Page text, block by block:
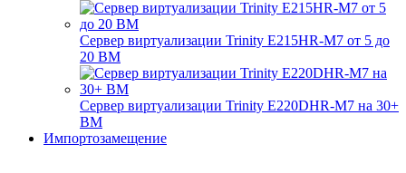
Сервер виртуализации Trinity E215HR-M7 от 5 до
20 ВМ
Сервер виртуализации Trinity E220DHR-M7 на 30+
ВМ
Импортозамещение